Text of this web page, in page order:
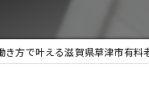
き方で叶える滋賀県草津市有料